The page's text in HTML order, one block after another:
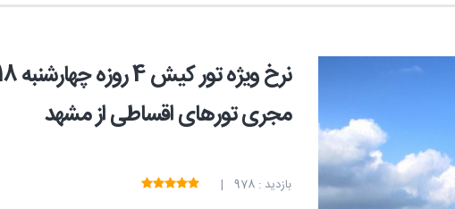
مجری تورهای اقساطی از مشهد
بازدید : 978 |